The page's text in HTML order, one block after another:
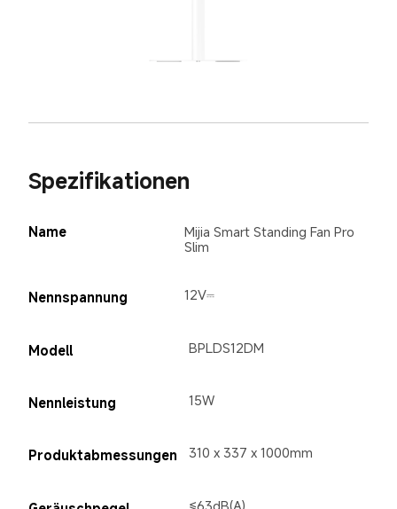
Spezifikationen
Name
Mijia Smart Standing Fan Pro
Slim
Nennspannung 12V⎓
Modell BPLDS12DM
Nennleistung 15W
Produktabmessungen 310 x 337 x 1000mm
≤63dB(A)